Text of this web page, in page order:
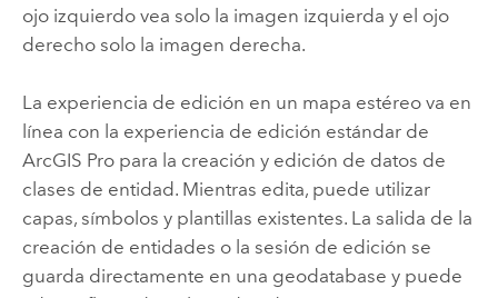
ojo izquierdo vea solo la imagen izquierda y el ojo
derecho solo la imagen derecha.
La experiencia de edición en un mapa estéreo va en
línea con la experiencia de edición estándar de
ArcGIS Propara la creación y edición de datos de
clases de entidad. Mientras edita, puede utilizar
capas, símbolos y plantillas existentes. La salida de la
creación de entidades o la sesión de edición se
guarda directamente en una geodatabase y puede